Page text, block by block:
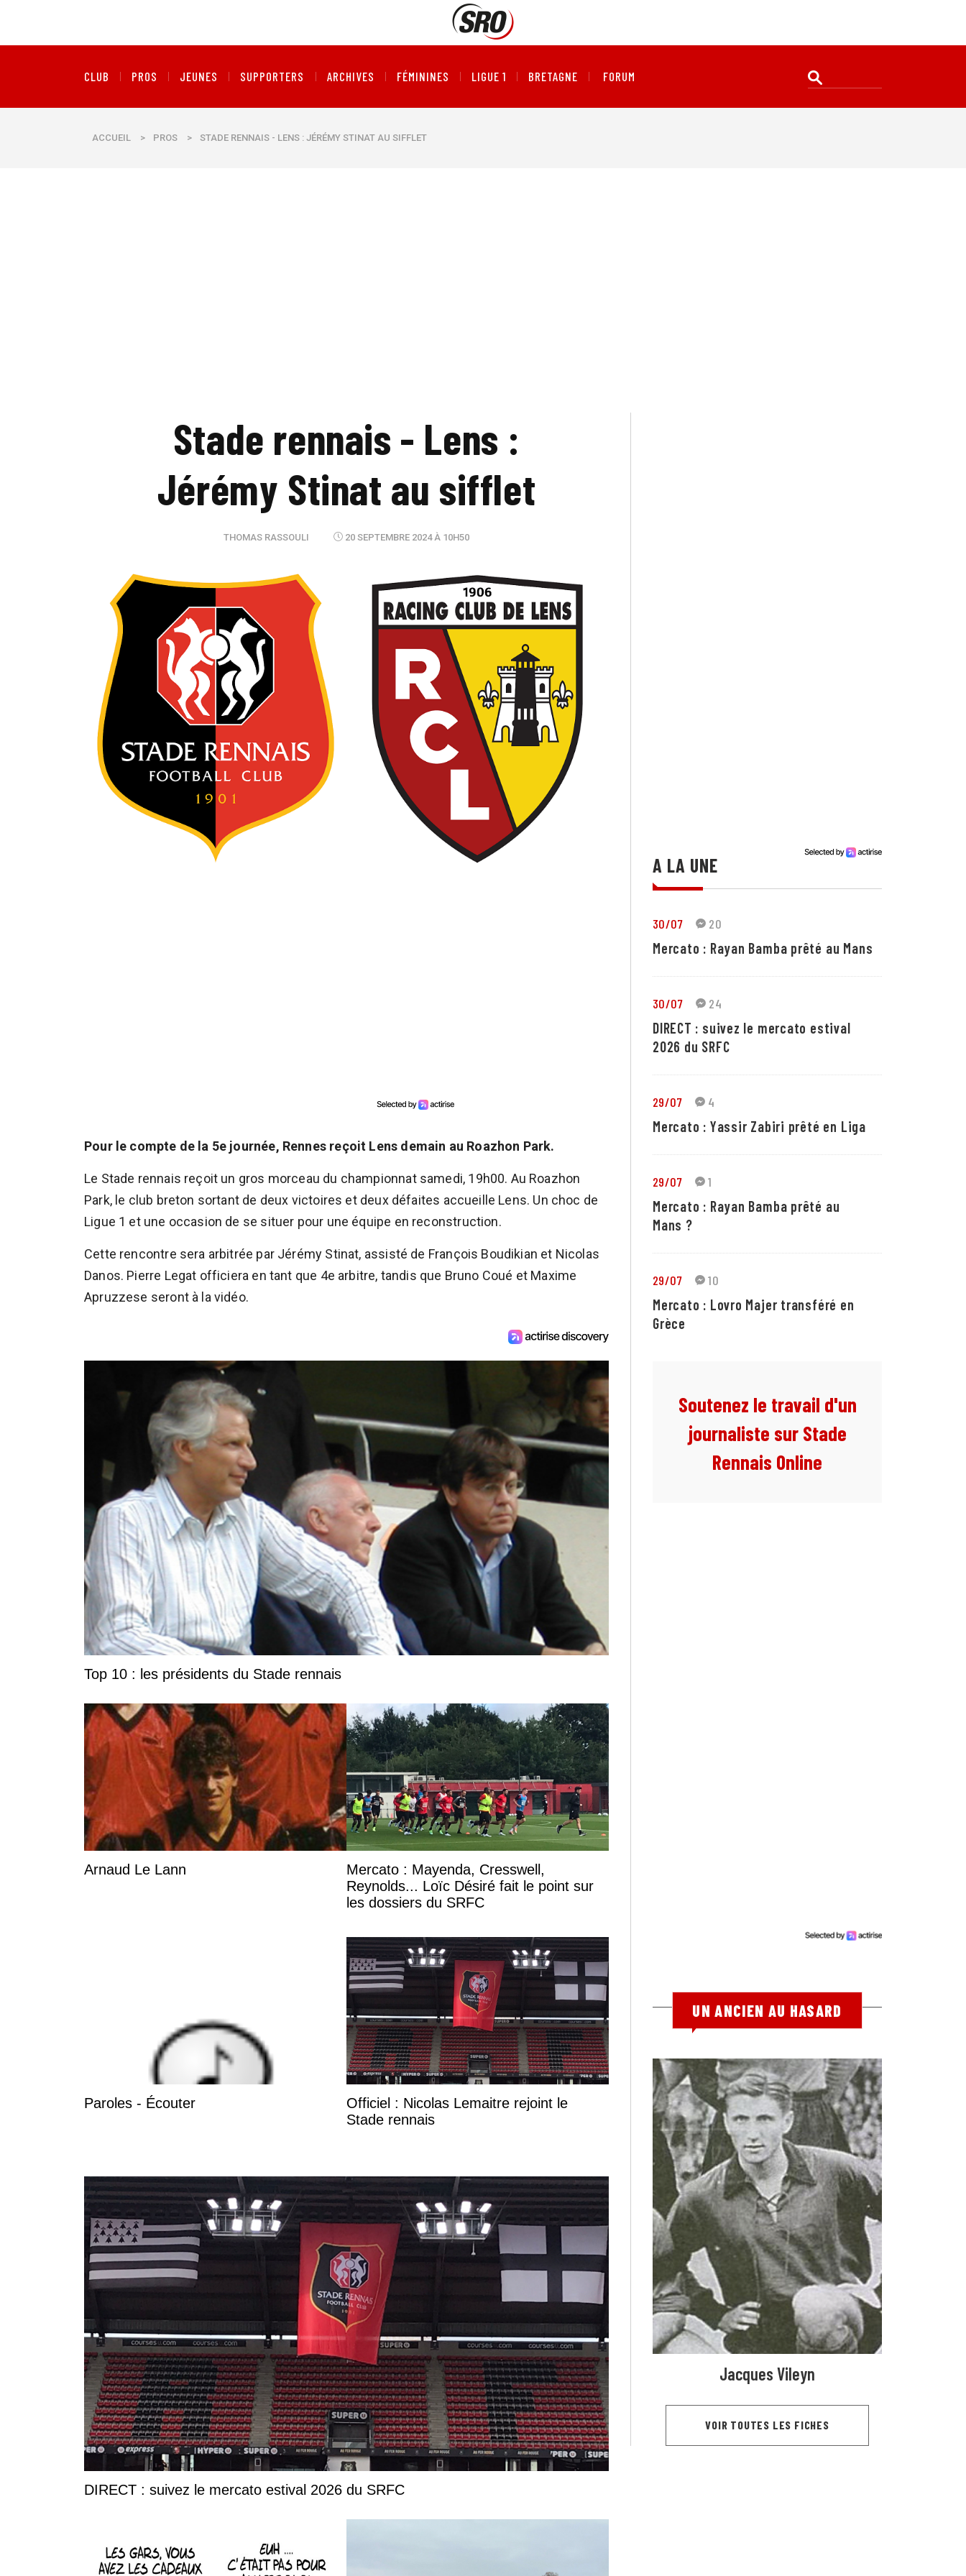
CLUB PROS JEUNES SUPPORTERS ARCHIVES FÉMININES LIGUE 1 BRETAGNE FORUM
ACCUEIL > PROS > STADE RENNAIS - LENS : JÉRÉMY STINAT AU SIFFLET
Stade rennais - Lens :
Jérémy Stinat au sifflet
THOMAS RASSOULI 20 SEPTEMBRE 2024 À 10H50
Pour le compte de la 5e journée, Rennes reçoit Lens demain au Roazhon Park.
Le Stade rennais reçoit un gros morceau du championnat samedi, 19h00. Au Roazhon
Park, le club breton sortant de deux victoires et deux défaites accueille Lens. Un choc de
Ligue 1 et une occasion de se situer pour une équipe en reconstruction.
Cette rencontre sera arbitrée par Jérémy Stinat, assisté de François Boudikian et Nicolas
Danos. Pierre Legat officiera en tant que 4e arbitre, tandis que Bruno Coué et Maxime
Apruzzese seront à la vidéo.
Top 10 : les présidents du Stade rennais
Arnaud Le Lann
Mercato : Mayenda, Cresswell,
Reynolds... Loïc Désiré fait le point sur
les dossiers du SRFC
Paroles - Écouter
Officiel : Nicolas Lemaitre rejoint le
Stade rennais
DIRECT : suivez le mercato estival 2026 du SRFC
A LA UNE
30/07 20
Mercato : Rayan Bamba prêté au Mans
30/07 24
DIRECT : suivez le mercato estival
2026 du SRFC
29/07 4
Mercato : Yassir Zabiri prêté en Liga
29/07 1
Mercato : Rayan Bamba prêté au
Mans ?
29/07 10
Mercato : Lovro Majer transféré en
Grèce
Soutenez le travail d'un
journaliste sur Stade
Rennais Online
UN ANCIEN AU HASARD
Jacques Vileyn
VOIR TOUTES LES FICHES